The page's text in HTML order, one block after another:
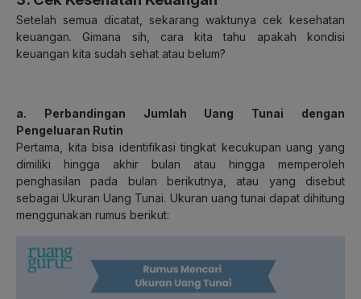
Setelah semua dicatat, sekarang waktunya cek kesehatan
keuangan. Gimana sih, cara kita tahu apakah kondisi
keuangan kita sudah sehat atau belum?
a. Perbandingan Jumlah Uang Tunai dengan
Pengeluaran Rutin
Pertama, kita bisa identifikasi tingkat kecukupan uang yang
dimiliki hingga akhir bulan atau hingga memperoleh
penghasilan pada bulan berikutnya, atau yang disebut
sebagai Ukuran Uang Tunai. Ukuran uang tunai dapat dihitung
menggunakan rumus berikut: